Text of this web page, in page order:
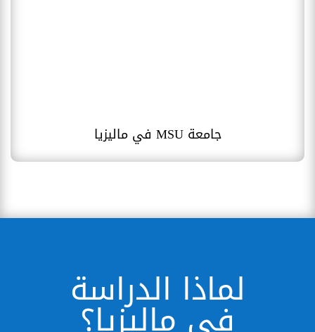
جامعة MSU في ماليزيا
لماذا الدراسة